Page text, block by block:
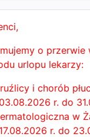
o przerwie
urlopu lekarzy:
i chorób
r. do
w
r. do